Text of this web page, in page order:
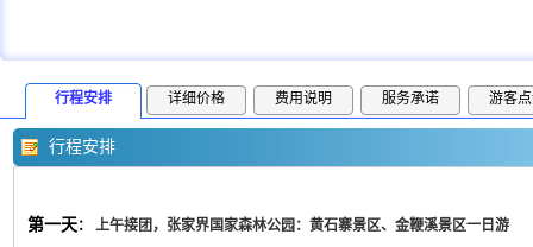
行程安排 详细价格 费用说明 服务承诺 游客
行程安排
第一天： 上午接团，张家界国家森林公园：黄石寨景区、金鞭溪景区一日游